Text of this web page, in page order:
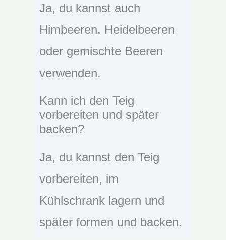
Ja, du kannst auch
Himbeeren, Heidelbeeren
oder gemischte Beeren
verwenden.
Kann ich den Teig
vorbereiten und später
backen?
Ja, du kannst den Teig
vorbereiten, im
Kühlschrank lagern und
später formen und backen.